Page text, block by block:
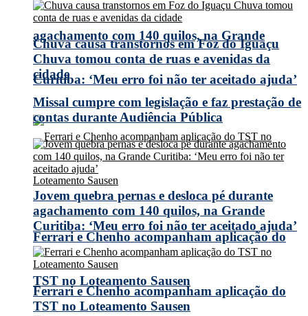
agachamento com 140 quilos, na Grande
Curitiba: ‘Meu erro foi não ter aceitado ajuda’
Ferrari e Chenho acompanham aplicação do
TST no Loteamento Sausen
Chuva causa transtornos em Foz do Iguaçu
Chuva tomou conta de ruas e avenidas da
cidade
Missal cumpre com legislação e faz prestação de
contas durante Audiência Pública
Jovem quebra pernas e desloca pé durante
agachamento com 140 quilos, na Grande
Curitiba: ‘Meu erro foi não ter aceitado ajuda’
Ferrari e Chenho acompanham aplicação do
TST no Loteamento Sausen